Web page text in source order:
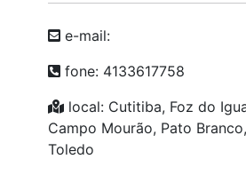
e-mail:
fone: 4133617758
local: Cutitiba, Foz do
Campo Mourão, Pato
Toledo